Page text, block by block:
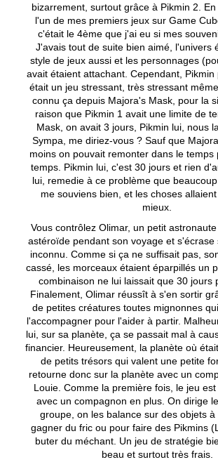
bizarrement, surtout grâce à Pikmin 2.
l'un de mes premiers jeux sur Game
c'était le 4ème que j'ai eu si mes
J'avais tout de suite bien aimé, l'univers
style de jeux aussi et les personnages
avait étaient attachant. Cependant, Pikmin
était un jeu stressant, très stressant
connu ça depuis Majora's Mask, pour la
raison que Pikmin 1 avait une limite de
Mask, on avait 3 jours, Pikmin lui, nous
Sympa, me diriez-vous ? Sauf que
moins on pouvait remonter dans le temps
temps. Pikmin lui, c'est 30 jours et rien
lui, remedie à ce problème que
me souviens bien, et les choses
mieux.
Vous contrôlez Olimar, un petit
astéroïde pendant son voyage et s'écrase
inconnu. Comme si ça ne suffisait pas,
cassé, les morceaux étaient éparpillés un
combinaison ne lui laissait que 30 jours
Finalement, Olimar réussît à s'en sortir
de petites créatures toutes mignonnes
l'accompagner pour l'aider à partir.
lui, sur sa planète, ça se passait mal à
financier. Heureusement, la planète où
de petits trésors qui valent une petite
retourne donc sur la planète avec un
Louie. Comme la première fois, le jeu
avec un compagnon en plus. On dirige
groupe, on les balance sur des objets
gagner du fric ou pour faire des Pikmins
buter du méchant. Un jeu de stratégie
beau et surtout très frais.